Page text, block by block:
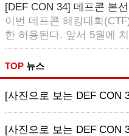
[DEF CON 34] 데프콘 본
이번 데프콘 해킹대회
한 허용된다. 앞서 5월에
TOP 뉴스
[사진으로 보는 DEF CON
[사진으로 보는 DEF CON